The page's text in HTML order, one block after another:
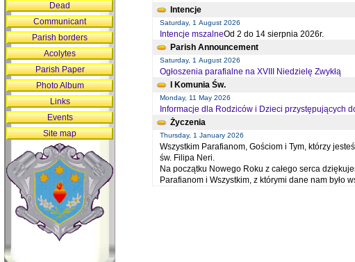
Intencje
Saturday, 1 August 2026
Intencje mszalneOd 2 do 14 sierpnia 2026r.
Parish Announcement
Saturday, 1 August 2026
Ogłoszenia parafialne na XVIII Niedzielę Zwykłą
I Komunia Św.
Monday, 11 May 2026
Informacje dla Rodziców i Dzieci przystępujących
Życzenia
Thursday, 1 January 2026
Wszystkim Parafianom, Gościom i Tym, którzy
św. Filipa Neri.
Na początku Nowego Roku z całego serca
Parafianom i Wszystkim, z którymi dane nam było
Dead
Communicant
Parish borders
Acolytes
Parish Paper
Photo Album
Links
Events
Site map